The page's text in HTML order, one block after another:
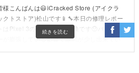
続きを読む
様こんばんは😃iCracked Store (アイクラ
クトストア)松山です📱🔧本日の修理レポー
トはPixel 3のバッテリー交換です🙂バッテリ
ーが膨張している影響で隙間が少し出来てい